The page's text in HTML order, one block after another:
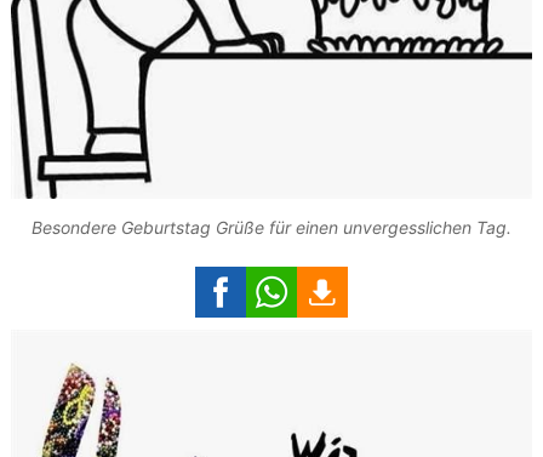
Besondere Geburtstag Grüße für einen unvergesslichen Tag.